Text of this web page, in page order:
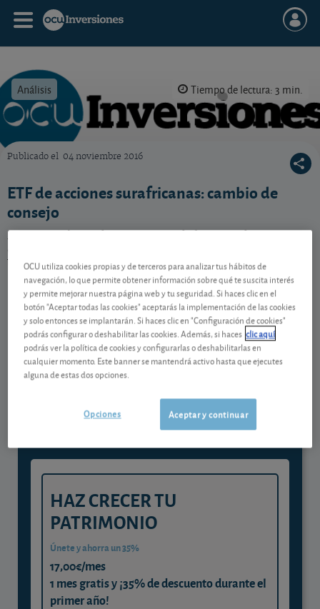
Análisis Tiempo de lectura: 3 min.
Publicado el 04 noviembre 2016
ETF de acciones surafricanas: cambio de
consejo
Mientras el ETF de acciones sudafricanas de Lyxor se
Una diferencia con explicación.
Contenido reservado a SOCIOS
Gestiona tu dinero con visión
experta
y consigue que cada euro trabaje
para ti
HAZ CRECER TU
PATRIMONIO
Únete y ahorra un 35%
17,00€/mes
1 mes gratis y ¡35% de descuento durante el
primer año!
OCU utiliza cookies propias y de terceros para analizar tus hábitos de
navegación, lo que permite obtener información sobre qué te suscita interés
y permite mejorar nuestra página web y tu seguridad. Si haces clic en el
botón "Aceptar todas las cookies" aceptarás la implementación de las cookies
y solo entonces se implantarán. Si haces clic en "Configuración de cookies"
podrás configurar o deshabilitar las cookies. Además, si haces clic aquí
podrás ver la política de cookies y configurarlas o deshabilitarlas en
cualquier momento. Este banner se mantendrá activo hasta que ejecutes
alguna de estas dos opciones.
Aceptar y continuar
Opciones